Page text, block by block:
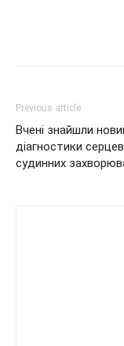
Previous article
Вчені знайшли
діагностики
судинних